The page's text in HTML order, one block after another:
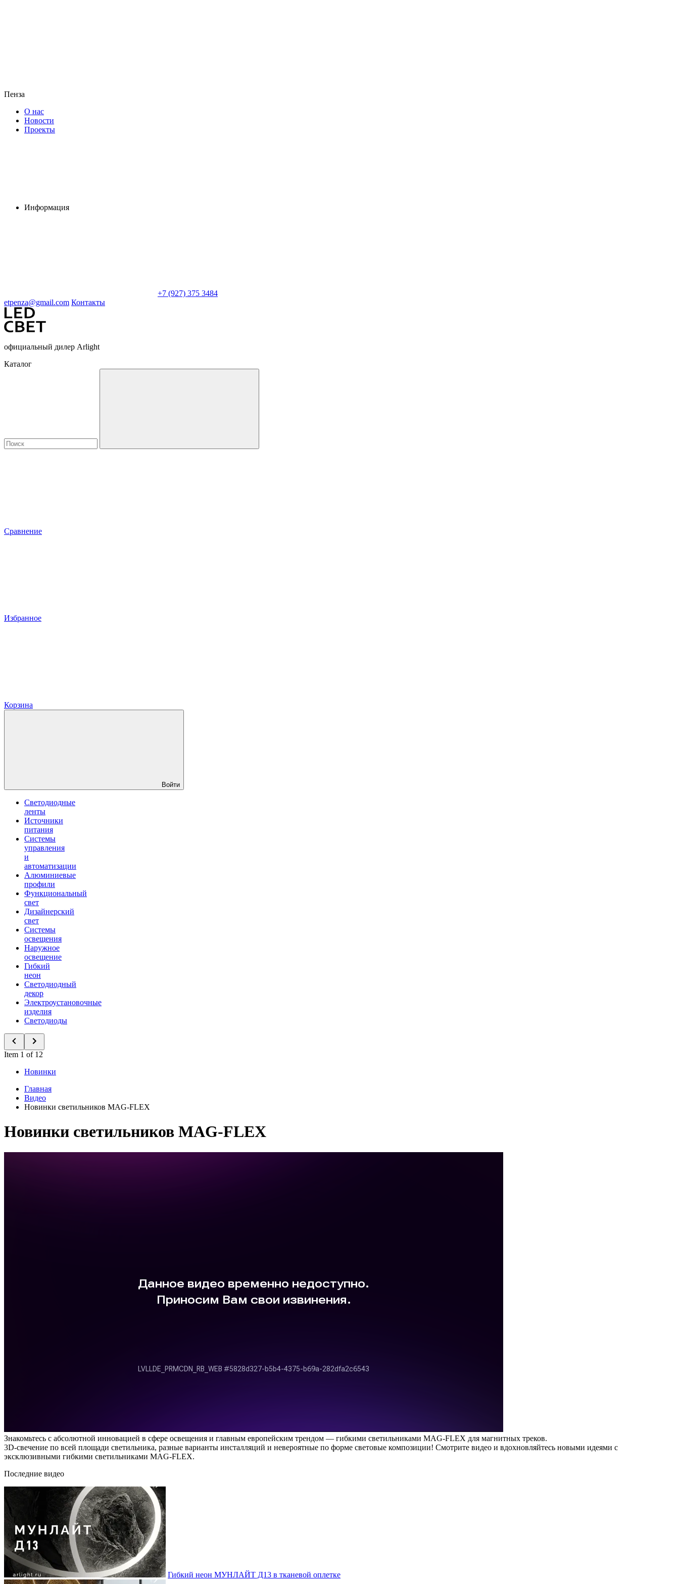
Пенза
О нас
Новости
Проекты
Информация
+7 (927) 375 3484
etpenza@gmail.com Контакты
официальный дилер Arlight
Каталог
Сравнение
Избранное
Корзина
Войти
Светодиодные
ленты
Источники
питания
Системы
управления
и
автоматизации
Алюминиевые
профили
Функциональный
свет
Дизайнерский
свет
Системы
освещения
Наружное
освещение
Гибкий
неон
Светодиодный
декор
Электроустановочные
изделия
Светодиоды
Item 1 of 12
Новинки
Главная
Видео
Новинки светильников MAG-FLEX
Новинки светильников MAG-FLEX
Знакомьтесь с абсолютной инновацией в сфере освещения и главным европейским трендом — гибкими светильниками MAG-FLEX для магнитных треков.
3D-свечение по всей площади светильника, разные варианты инсталляций и невероятные по форме световые композиции! Смотрите видео и вдохновляйтесь новыми идеями с
эксклюзивными гибкими светильниками MAG-FLEX.
Последние видео
Гибкий неон МУНЛАЙТ Д13 в тканевой оплетке